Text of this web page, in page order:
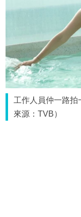
工作人員仲一路
來源：TVB）